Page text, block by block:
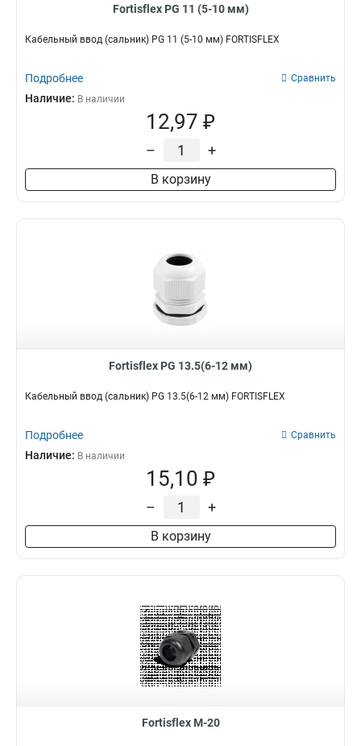
Fortisflex PG 11 (5-10 мм)
Кабельный ввод (сальник) PG 11 (5-10 мм) FORTISFLEX
Подробнее Сравнить
Наличие: В наличии
12,97 ₽
– +
В корзину
Fortisflex PG 13.5(6-12 мм)
Кабельный ввод (сальник) PG 13.5(6-12 мм) FORTISFLEX
Подробнее Сравнить
Наличие: В наличии
15,10 ₽
– +
В корзину
Fortisflex M-20